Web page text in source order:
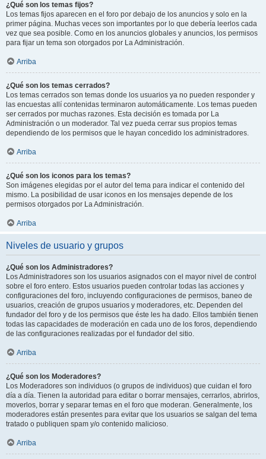
¿Qué son los temas fijos?
Los temas fijos aparecen en el foro por debajo de los anuncios y solo en la
primer página. Muchas veces son importantes por lo que debería leerlos cada
vez que sea posible. Como en los anuncios globales y anuncios, los permisos
para fijar un tema son otorgados por La Administración.
Arriba
¿Qué son los temas cerrados?
Los temas cerrados son temas donde los usuarios ya no pueden responder y
las encuestas allí contenidas terminaron automáticamente. Los temas pueden
ser cerrados por muchas razones. Esta decisión es tomada por La
Administración o un moderador. Tal vez pueda cerrar sus propios temas
dependiendo de los permisos que le hayan concedido los administradores.
Arriba
¿Qué son los iconos para los temas?
Son imágenes elegidas por el autor del tema para indicar el contenido del
mismo. La posibilidad de usar iconos en los mensajes depende de los
permisos otorgados por La Administración.
Arriba
Niveles de usuario y grupos
¿Qué son los Administradores?
Los Administradores son los usuarios asignados con el mayor nivel de control
sobre el foro entero. Estos usuarios pueden controlar todas las acciones y
configuraciones del foro, incluyendo configuraciones de permisos, baneo de
usuarios, creación de grupos usuarios y moderadores, etc. Dependen del
fundador del foro y de los permisos que éste les ha dado. Ellos también tienen
todas las capacidades de moderación en cada uno de los foros, dependiendo
de las configuraciones realizadas por el fundador del sitio.
Arriba
¿Qué son los Moderadores?
Los Moderadores son individuos (o grupos de individuos) que cuidan el foro
día a día. Tienen la autoridad para editar o borrar mensajes, cerrarlos, abrirlos,
moverlos, borrar y separar temas en el foro que moderan. Generalmente, los
moderadores están presentes para evitar que los usuarios se salgan del tema
tratado o publiquen spam y/o contenido malicioso.
Arriba